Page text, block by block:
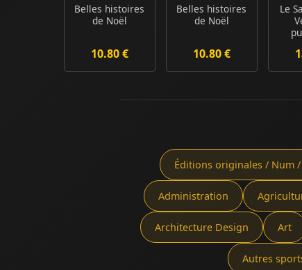
Belles histoires
de Noël
10.80 €
Belles histoires
de Noël
10.80 €
Le
Éditions originales / Num /
Administration
Architecture Design Art
Autres